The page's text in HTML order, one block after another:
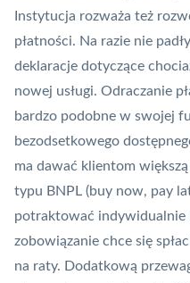
Instytucja rozważa też
płatności. Na razie nie
deklaracje dotyczące
nowej usługi. Odraczanie
bardzo podobne w swojej
bezodsetkowego
ma dawać klientom
typu BNPL (buy now, pay
potraktować indywidualnie
zobowiązanie chce się
na raty. Dodatkową